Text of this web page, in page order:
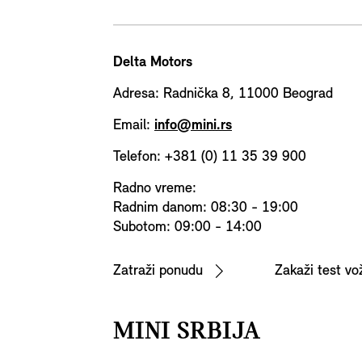
Delta Motors
Adresa: Radnička 8, 11000 Beograd
Email: info@mini.rs
Telefon: +381 (0) 11 35 39 900
Radno vreme:
Radnim danom: 08:30 - 19:00
Subotom: 09:00 - 14:00
Zatraži ponudu Zakaži test
MINI SRBIJA